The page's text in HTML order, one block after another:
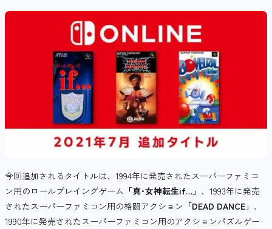
今回追加されるタイトルは、1994年に発売されたスーパーファミコ
ン用のロールプレイングゲーム 「真･女神転生if…」 、1993年に発売
されたスーパーファミコン用の格闘アクション 「DEAD DANCE」 、
1990年に発売されたスーパーファミコン用のアクションパズルゲー